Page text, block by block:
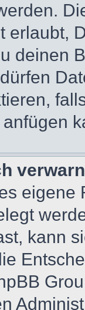
erlaubt,
deinen
kann